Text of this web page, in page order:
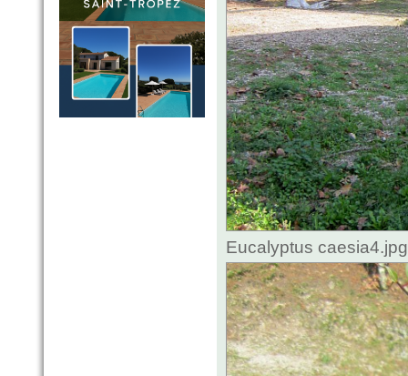
Eucalyptus